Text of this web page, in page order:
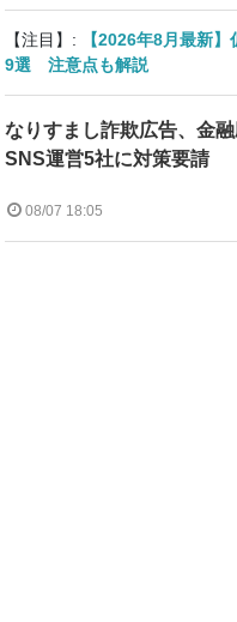
【注目】:
【2026年8月最新
9選 注意点も解説
なりすまし詐欺広告、金
SNS運営5社に対策要請
08/07 18:05